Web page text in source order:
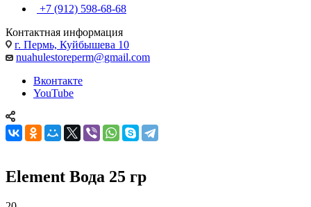
+7 (912) 598-68-68
Контактная информация
г. Пермь, Куйбышева 10
nuahulestoreperm@gmail.com
Вконтакте
YouTube
Element Вода 25 гр